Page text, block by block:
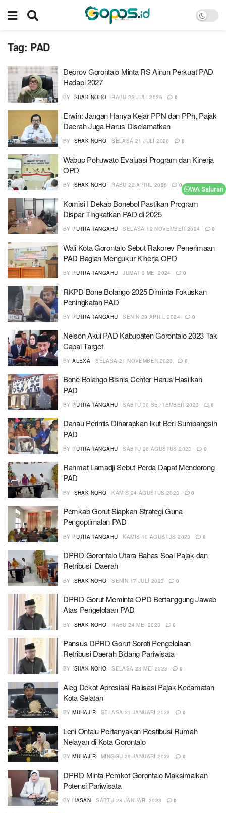
Tag: PAD
Deprov Gorontalo Minta RS Ainun Perkuat PAD
Hadapi 2027
BY ISHAK NOHO RABU 22 JULI 2026 0
Erwin: Jangan Hanya Kejar PPN dan PPh, Pajak
Daerah Juga Harus Diselamatkan
BY ISHAK NOHO SELASA 21 JULI 2026 0
Wabup Pohuwato Evaluasi Program dan Kinerja
OPD
BY ISHAK NOHO RABU 22 APRIL 2026 0
Komisi I Dekab Bonebol Pastikan Program
Dispar Tingkatkan PAD di 2025
BY PUTRA TANGAHU SELASA 12 NOVEMBER 2024 0
Wali Kota Gorontalo Sebut Rakorev Penerimaan
PAD Bagian Mengukur Kinerja OPD
BY PUTRA TANGAHU JUMAT 3 MEI 2024 0
RKPD Bone Bolango 2025 Diminta Fokuskan
Peningkatan PAD
BY PUTRA TANGAHU SENIN 29 APRIL 2024 0
Nelson Akui PAD Kabupaten Gorontalo 2023 Tak
Capai Target
BY ALEXA SELASA 21 NOVEMBER 2023 0
Bone Bolango Bisnis Center Harus Hasilkan
PAD
BY PUTRA TANGAHU SABTU 30 SEPTEMBER 2023 0
Danau Perintis Diharapkan Ikut Beri Sumbangsih
PAD
BY PUTRA TANGAHU SABTU 26 AGUSTUS 2023 0
Rahmat Lamadji Sebut Perda Dapat Mendorong
PAD
BY ISHAK NOHO KAMIS 24 AGUSTUS 2023 0
Pemkab Gorut Siapkan Strategi Guna
Pengoptimalan PAD
BY PUTRA TANGAHU KAMIS 10 AGUSTUS 2023 0
DPRD Gorontalo Utara Bahas Soal Pajak dan
Retribusi Daerah
BY ISHAK NOHO SENIN 17 JULI 2023 0
DPRD Gorut Meminta OPD Bertanggung Jawab
Atas Pengelolaan PAD
BY ISHAK NOHO RABU 24 MEI 2023 0
Pansus DPRD Gorut Soroti Pengelolaan
Retribusi Daerah Bidang Pariwisata
BY ISHAK NOHO SELASA 23 MEI 2023 0
Aleg Dekot Apresiasi Ralisasi Pajak Kecamatan
Kota Selatan
BY MUHAJIR SELASA 31 JANUARI 2023 0
Leni Ontalu Pertanyakan Restibusi Rumah
Nelayan di Kota Gorontalo
BY MUHAJIR MINGGU 29 JANUARI 2023 0
DPRD Minta Pemkot Gorontalo Maksimalkan
Potensi Pariwisata
BY HASAN SABTU 28 JANUARI 2023 0
WA Saluran